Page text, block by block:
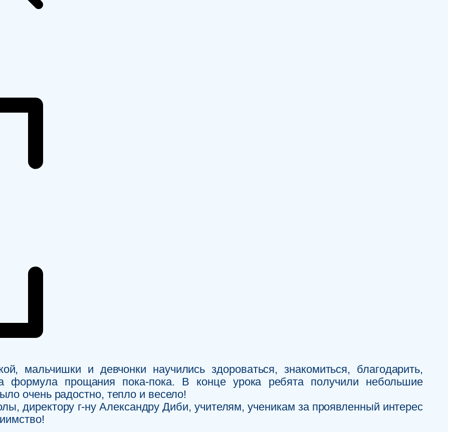
мальчишки и девчонки научились здороваться, знакомиться, благодарить,
формула прощания пока-пока. В конце урока ребята получили небольшие
очень радостно, тепло и весело!
директору г-ну Александру Диби, учителям, ученикам за проявленный интерес